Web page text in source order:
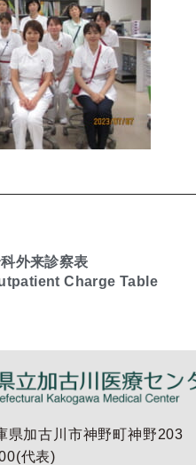
外来診察表
Charge Table​
県加古川市神野町神野203
代表)